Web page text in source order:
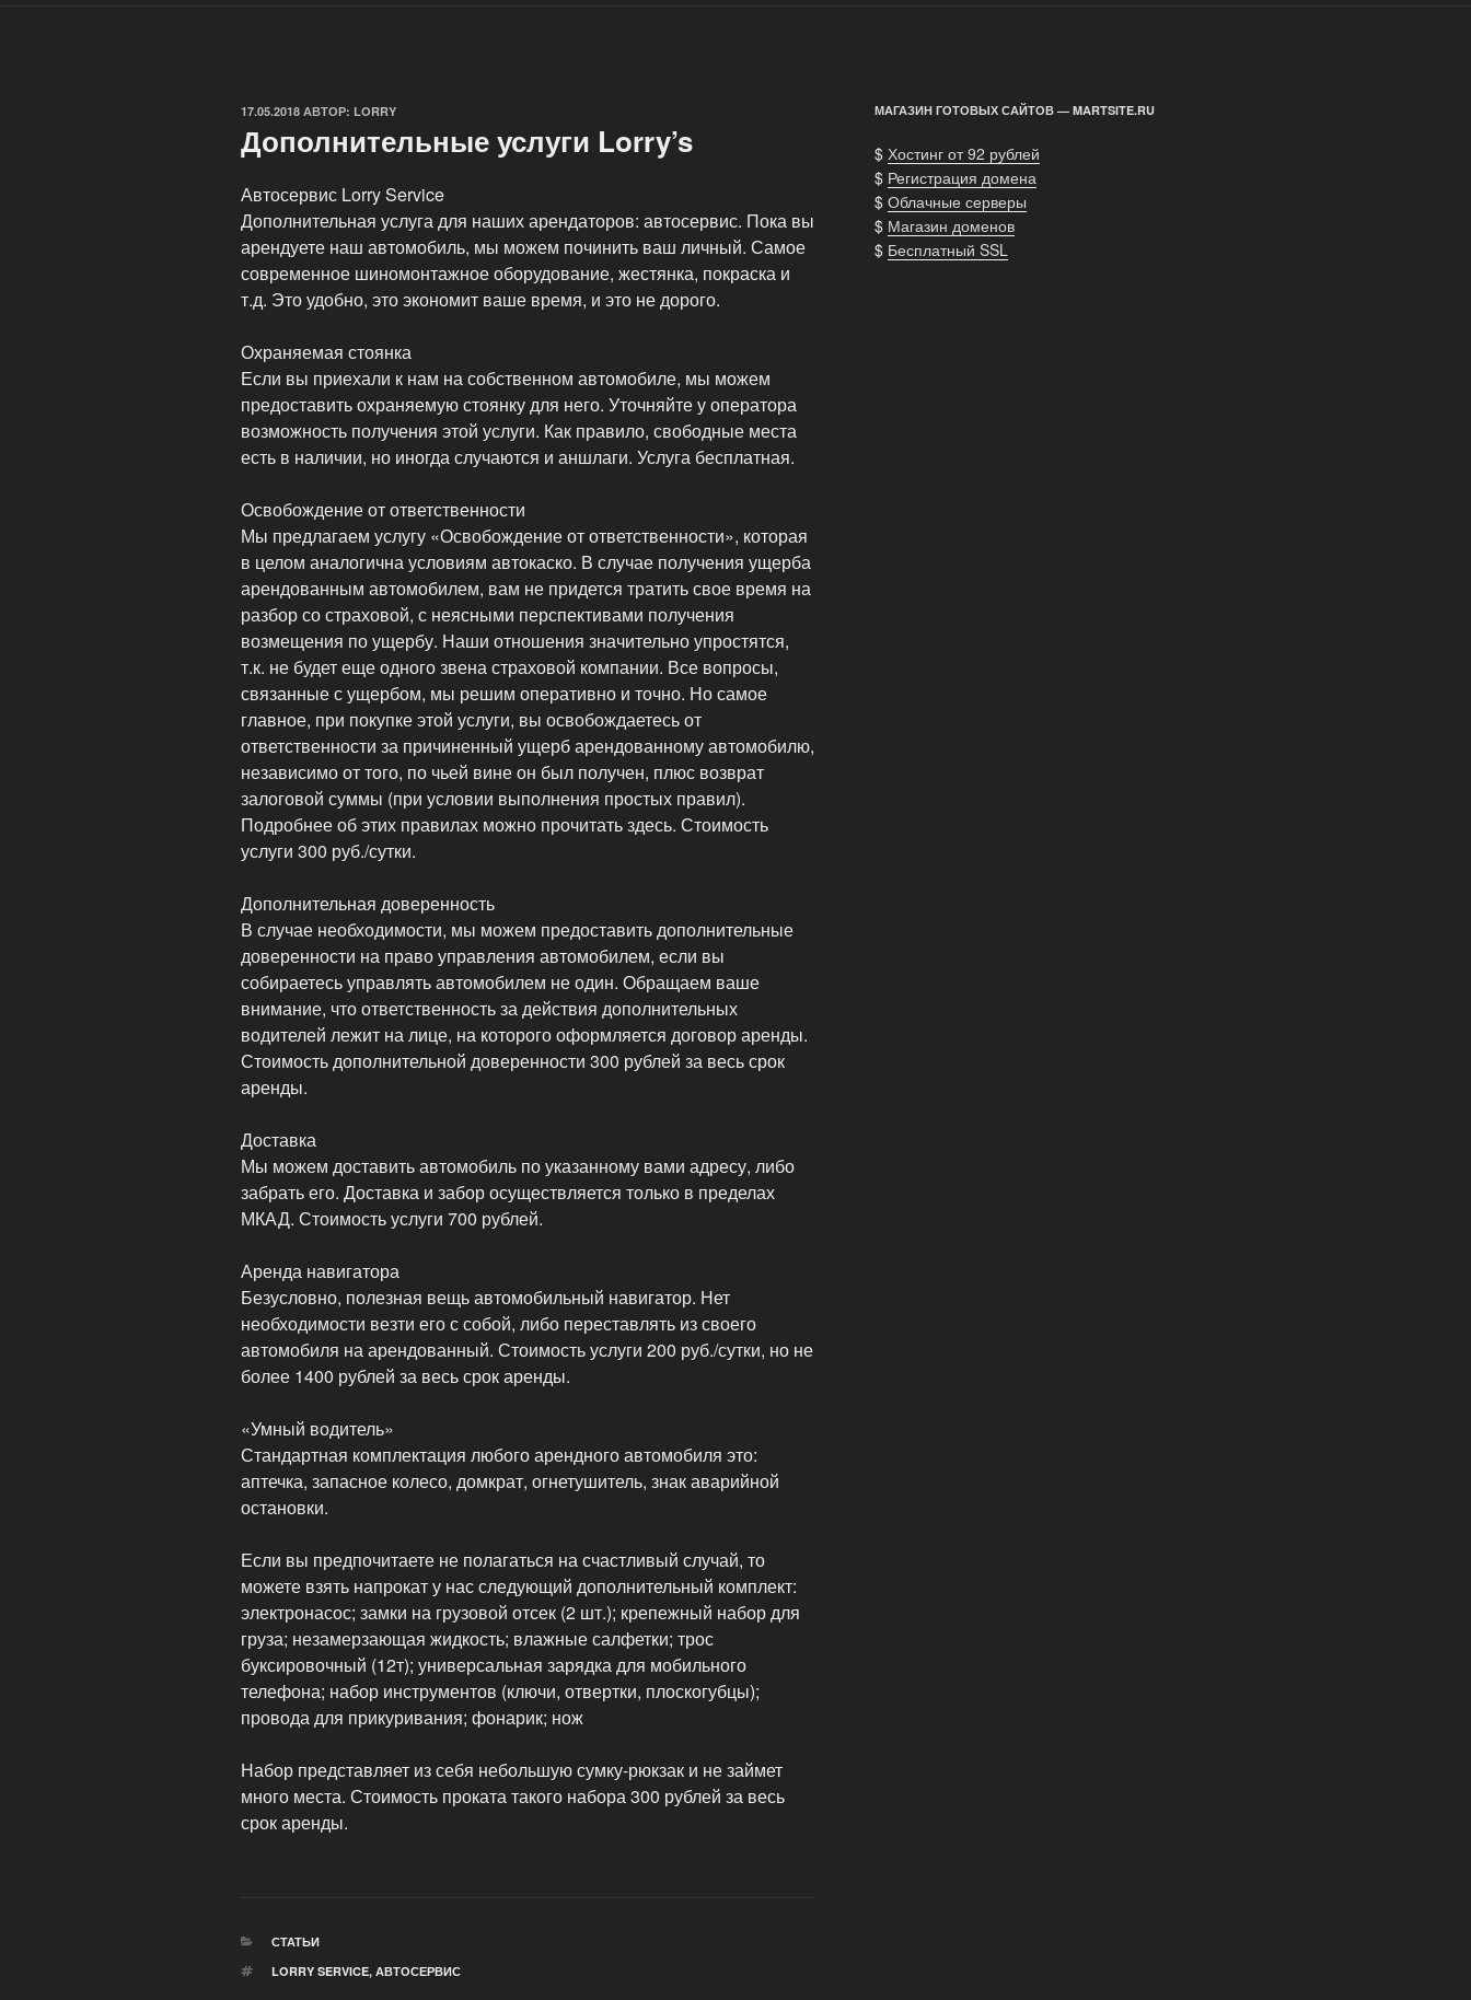
ОПУБЛИКОВАНО
17.05.2018 АВТОР: LORRY
Дополнительные услуги Lorry’s
Автосервис Lorry Service
Дополнительная услуга для наших арендаторов: автосервис. Пока вы
арендуете наш автомобиль, мы можем починить ваш личный. Самое
современное шиномонтажное оборудование, жестянка, покраска и
т.д. Это удобно, это экономит ваше время, и это не дорого.
Охраняемая стоянка
Если вы приехали к нам на собственном автомобиле, мы можем
предоставить охраняемую стоянку для него. Уточняйте у оператора
возможность получения этой услуги. Как правило, свободные места
есть в наличии, но иногда случаются и аншлаги. Услуга бесплатная.
Освобождение от ответственности
Мы предлагаем услугу «Освобождение от ответственности», которая
в целом аналогична условиям автокаско. В случае получения ущерба
арендованным автомобилем, вам не придется тратить свое время на
разбор со страховой, с неясными перспективами получения
возмещения по ущербу. Наши отношения значительно упростятся,
т.к. не будет еще одного звена страховой компании. Все вопросы,
связанные с ущербом, мы решим оперативно и точно. Но самое
главное, при покупке этой услуги, вы освобождаетесь от
ответственности за причиненный ущерб арендованному автомобилю,
независимо от того, по чьей вине он был получен, плюс возврат
залоговой суммы (при условии выполнения простых правил).
Подробнее об этих правилах можно прочитать здесь. Стоимость
услуги 300 руб./сутки.
Дополнительная доверенность
В случае необходимости, мы можем предоставить дополнительные
доверенности на право управления автомобилем, если вы
собираетесь управлять автомобилем не один. Обращаем ваше
внимание, что ответственность за действия дополнительных
водителей лежит на лице, на которого оформляется договор аренды.
Стоимость дополнительной доверенности 300 рублей за весь срок
аренды.
Доставка
Мы можем доставить автомобиль по указанному вами адресу, либо
забрать его. Доставка и забор осуществляется только в пределах
МКАД. Стоимость услуги 700 рублей.
Аренда навигатора
Безусловно, полезная вещь автомобильный навигатор. Нет
необходимости везти его с собой, либо переставлять из своего
автомобиля на арендованный. Стоимость услуги 200 руб./сутки, но не
более 1400 рублей за весь срок аренды.
«Умный водитель»
Стандартная комплектация любого арендного автомобиля это:
аптечка, запасное колесо, домкрат, огнетушитель, знак аварийной
остановки.
Если вы предпочитаете не полагаться на счастливый случай, то
можете взять напрокат у нас следующий дополнительный комплект:
электронасос; замки на грузовой отсек (2 шт.); крепежный набор для
груза; незамерзающая жидкость; влажные салфетки; трос
буксировочный (12т); универсальная зарядка для мобильного
телефона; набор инструментов (ключи, отвертки, плоскогубцы);
провода для прикуривания; фонарик; нож
Набор представляет из себя небольшую сумку-рюкзак и не займет
много места. Стоимость проката такого набора 300 рублей за весь
срок аренды.
РУБРИКИ
СТАТЬИ
МЕТКИ
LORRY SERVICE, АВТОСЕРВИС
МАГАЗИН ГОТОВЫХ САЙТОВ — MARTSITE.RU
$ Хостинг от 92 рублей
$ Регистрация домена
$ Облачные серверы
$ Магазин доменов
$ Бесплатный SSL